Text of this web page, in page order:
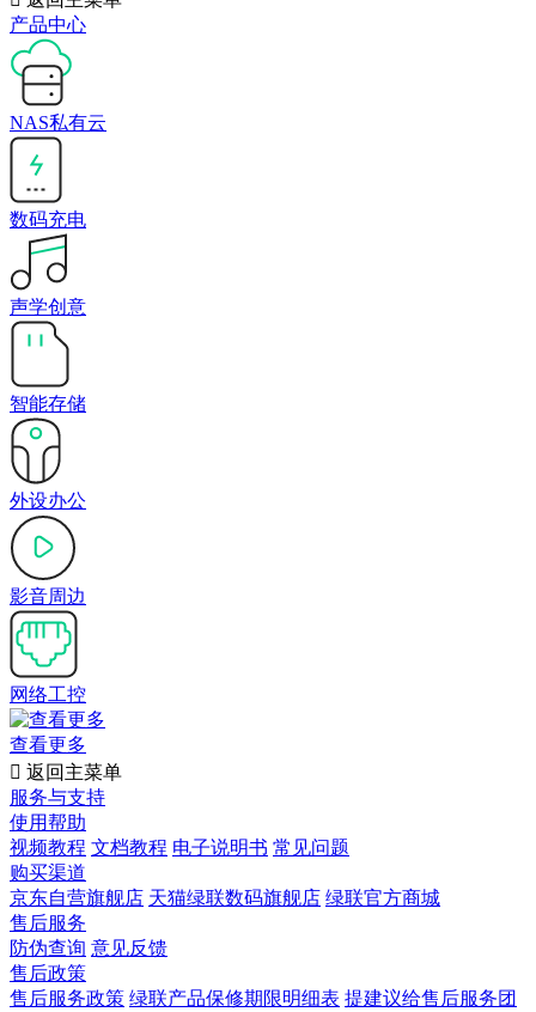
产品中心
NAS私有云
数码充电
声学创意
智能存储
外设办公
影音周边
网络工控
查看更多
 返回主菜单
服务与支持
使用帮助
视频教程 文档教程 电子说明书 常见问题
购买渠道
京东自营旗舰店 天猫绿联数码旗舰店 绿联官方商城
售后服务
防伪查询 意见反馈
售后政策
售后服务政策 绿联产品保修期限明细表 提建议给售后服务团